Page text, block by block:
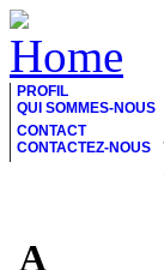
PROFIL
QUI SOMMES-NOUS
CONTACT
CONTACTEZ-NOUS
A